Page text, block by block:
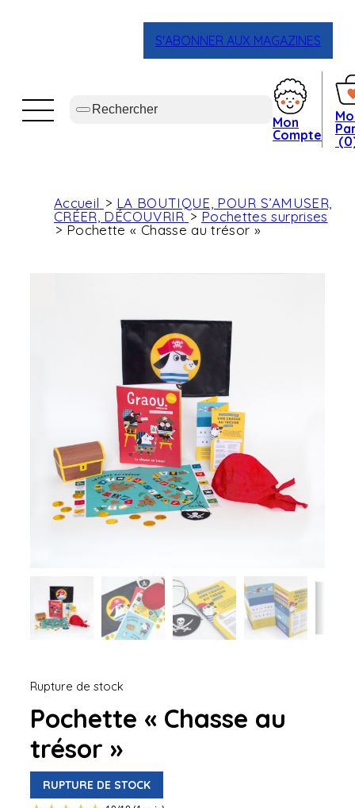
S'ABONNER AUX MAGAZINES
Mon
Compte
Accueil
LA BOUTIQUE, POUR S’AMUSER,
CRÉER, DÉCOUVRIR
Pochettes surprises
Pochette « Chasse au trésor »
Pochette « Chasse au
trésor »
RUPTURE DE STOCK
Rupture de stock